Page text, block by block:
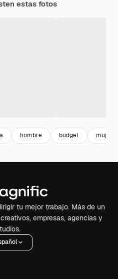
estas fotos
hombre budget mujer
tu mejor trabajo. Más de un
empresas, agencias y